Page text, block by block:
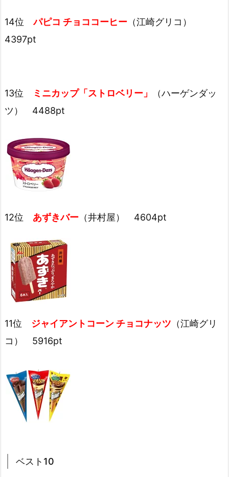
14位パピコ チョココーヒー （江崎グリコ）
4397pt
13位 ミニカップ「ストロベリー」
（ハーゲンダッ
ツ） 4488pt
12位 あずきバー （井村屋） 4604pt
11位 ジャイアントコーン チョコナッツ （江崎グリ
コ） 5916pt
ベスト10